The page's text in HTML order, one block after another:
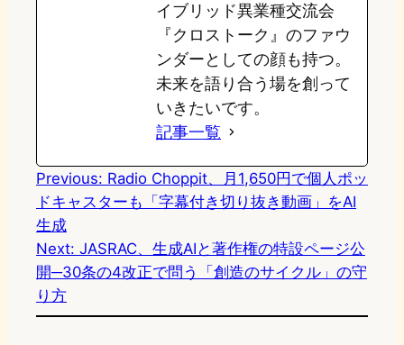
イブリッド異業種交流会
『クロストーク』のファウ
ンダーとしての顔も持つ。
未来を語り合う場を創って
いきたいです。
記事一覧
Previous: Radio Choppit、月1,650円で個人ポッ
ドキャスターも「字幕付き切り抜き動画」をAI
生成
Next: JASRAC、生成AIと著作権の特設ページ公
開─30条の4改正で問う「創造のサイクル」の守
り方